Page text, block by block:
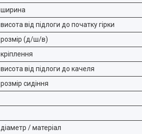
ширина
висота від підлоги до початку гірки
розмір (д/ш/в)
кріплення
висота від підлоги до качеля
розмір сидіння
діаметр / матеріал